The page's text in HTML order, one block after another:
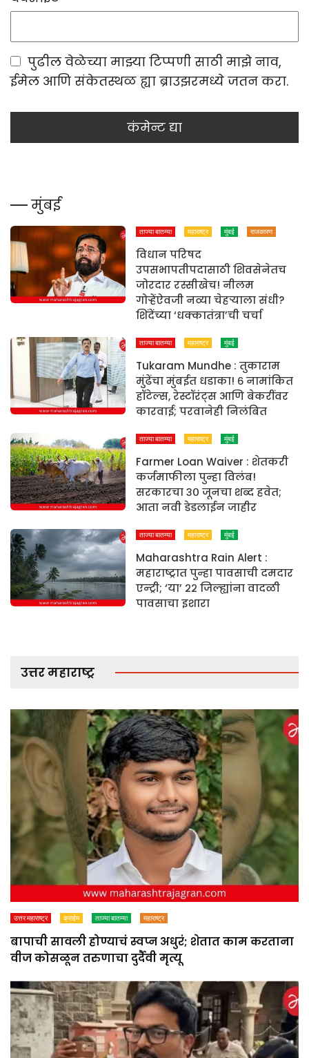
पुढील वेळेच्या माझ्या टिप्पणी साठी माझे नाव,
ईमेल आणि संकेतस्थळ ह्या ब्राउझरमध्ये जतन करा.
मुंबई
ताज्या बातम्या महाराष्ट्र मुंबई राजकारण
विधान परिषद
उपसभापतीपदासाठी शिवसेनेतच
जोरदार रस्सीखेच! नीलम
गोऱ्हेंऐवजी नव्या चेहऱ्याला संधी?
शिंदेंच्या ‘धक्कातंत्रा’ची चर्चा
ताज्या बातम्या महाराष्ट्र मुंबई
Tukaram Mundhe : तुकाराम
मुंढेंचा मुंबईत धडाका! ६ नामांकित
हॉटेल्स, रेस्टॉरंट्स आणि बेकरींवर
कारवाई; परवानेही निलंबित
ताज्या बातम्या महाराष्ट्र मुंबई
Farmer Loan Waiver : शेतकरी
कर्जमाफीला पुन्हा विलंब!
सरकारचा ३० जूनचा शब्द हवेत;
आता नवी डेडलाईन जाहीर
ताज्या बातम्या महाराष्ट्र मुंबई
Maharashtra Rain Alert :
महाराष्ट्रात पुन्हा पावसाची दमदार
एन्ट्री; ‘या’ २२ जिल्ह्यांना वादळी
पावसाचा इशारा
उत्तर महाराष्ट्र
उत्तर महाराष्ट्र क्राईम ताज्या बातम्या महाराष्ट्र
बापाची सावली होण्याचं स्वप्न अधुरं; शेतात काम करताना
वीज कोसळून तरुणाचा दुर्दैवी मृत्यू